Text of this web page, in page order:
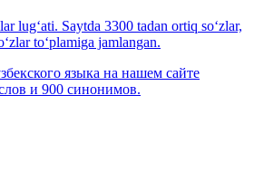
lug‘ati. Saytda 3300 tadan ortiq so‘zlar,
to‘plamiga jamlangan.
языка на нашем сайте
и 900 синонимов.